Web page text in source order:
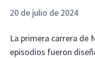
20 de julio de 2024
La primera carrera de
episodios fueron